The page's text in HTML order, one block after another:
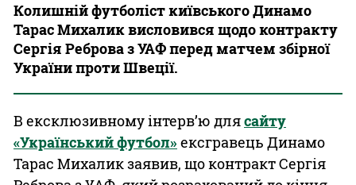
Колишній футболіст київського Динамо
Тарас Михалик висловився щодо контракту
Сергія Реброва з УАФ перед матчем збірної
України проти Швеції.
В ексклюзивному інтерв’ю длясайту
«Український футбол»ексгравець Динамо
Тарас Михалик заявив, що контракт Сергія